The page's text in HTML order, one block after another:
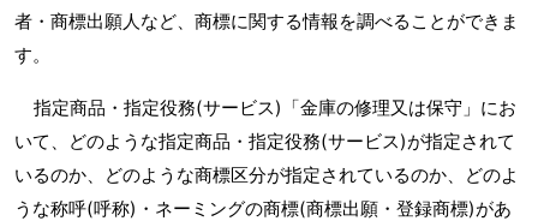
者・商標出願人など、商標に関する情報を調べることができま
す。
指定商品・指定役務(サービス)「金庫の修理又は保守」にお
いて、どのような指定商品・指定役務(サービス)が指定されて
いるのか、どのような商標区分が指定されているのか、どのよ
うな称呼(呼称)・ネーミングの商標(商標出願・登録商標)があ